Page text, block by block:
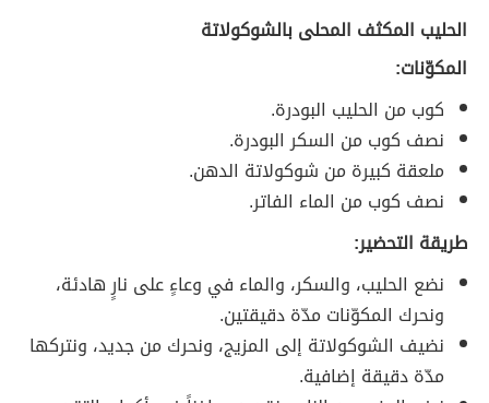
الحليب المكثف المحلى بالشوكولاتة
المكوّنات:
كوب من الحليب البودرة.
نصف كوب من السكر البودرة.
ملعقة كبيرة من شوكولاتة الدهن.
نصف كوب من الماء الفاتر.
طريقة التحضير:
نضع الحليب، والسكر، والماء في وعاءٍ على نارٍ هادئة،
ونحرك المكوّنات مدّة دقيقتين.
نضيف الشوكولاتة إلى المزيج، ونحرك من جديد، ونتركها
مدّة دقيقة إضافية.